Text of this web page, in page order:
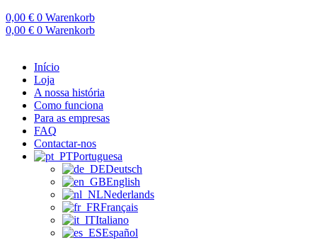
0,00 € 0 Warenkorb
0,00 € 0 Warenkorb
Início
Loja
A nossa história
Como funciona
Para as empresas
FAQ
Contactar-nos
Portuguesa
Deutsch
English
Nederlands
Français
Italiano
Español